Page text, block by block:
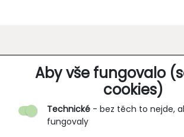
Aby vše fungovalo
cookies)
Technické - bez těch to nejde,
fungovaly
O SPOLEČNOSTI
O nás
Partnerské prodejny